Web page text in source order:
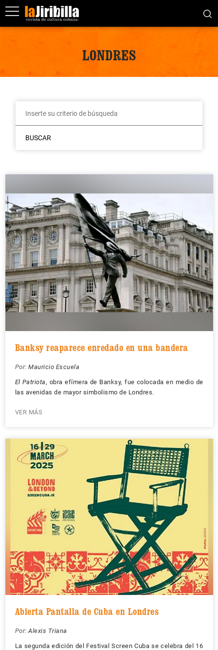
LONDRES
BUSCAR
Banksy reaparece enredado en una bandera
Por: Mauricio Escuela
El Patriota , obra efímera de Banksy, fue colocada en medio de
las avenidas de mayor simbolismo de Londres.
VER MÁS
Abierta Pantalla de Cuba en Londres
Por:Alexis Triana
La segunda edición del Festival Screen Cuba se celebra del 16